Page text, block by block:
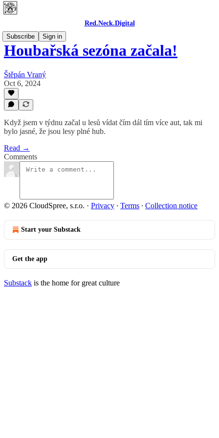
Red.Neck.Digital
Subscribe
Sign in
Houbařská sezóna začala!
Štěpán Vraný
Oct 6, 2024
Když jsem v týdnu začal u lesů vídat čím dál tím více aut, tak mi
bylo jasné, že jsou lesy plné hub.
Read →
Comments
© 2026 CloudSpree, s.r.o. · Privacy ∙ Terms ∙ Collection notice
Start your Substack
Get the app
Substack is the home for great culture